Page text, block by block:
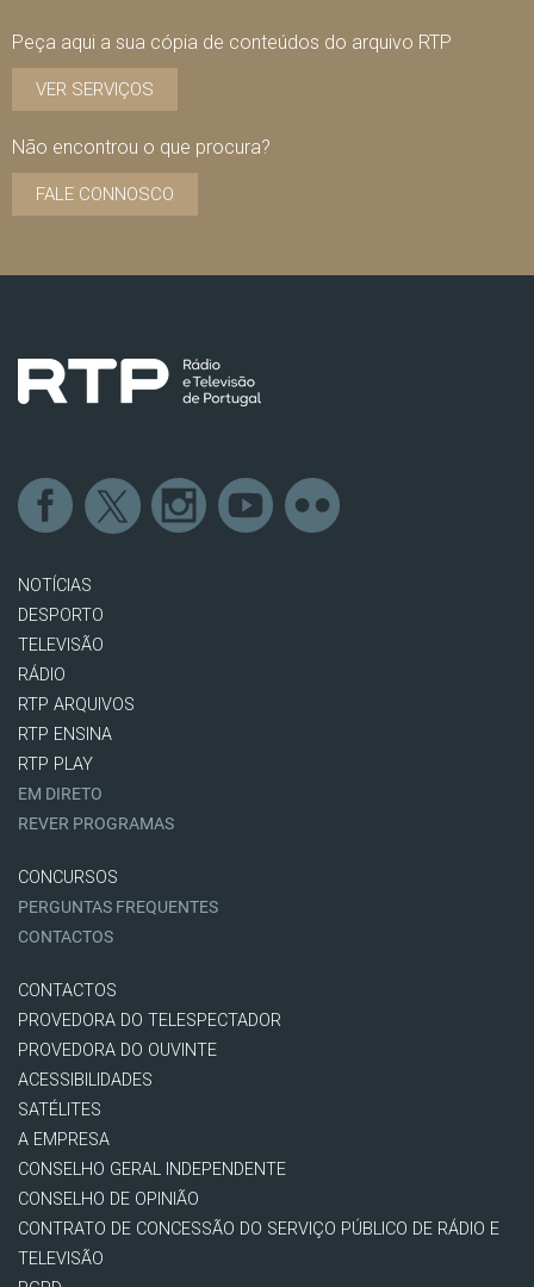
Peça aqui a sua cópia de conteúdos do arquivo RTP
VER SERVIÇOS
Não encontrou o que procura?
FALE CONNOSCO
NOTÍCIAS
DESPORTO
TELEVISÃO
RÁDIO
RTP ARQUIVOS
RTP ENSINA
RTP PLAY
EM DIRETO
REVER PROGRAMAS
CONCURSOS
PERGUNTAS FREQUENTES
CONTACTOS
CONTACTOS
PROVEDORA DO TELESPECTADOR
PROVEDORA DO OUVINTE
ACESSIBILIDADES
SATÉLITES
A EMPRESA
CONSELHO GERAL INDEPENDENTE
CONSELHO DE OPINIÃO
CONTRATO DE CONCESSÃO DO SERVIÇO PÚBLICO DE RÁDIO E
TELEVISÃO